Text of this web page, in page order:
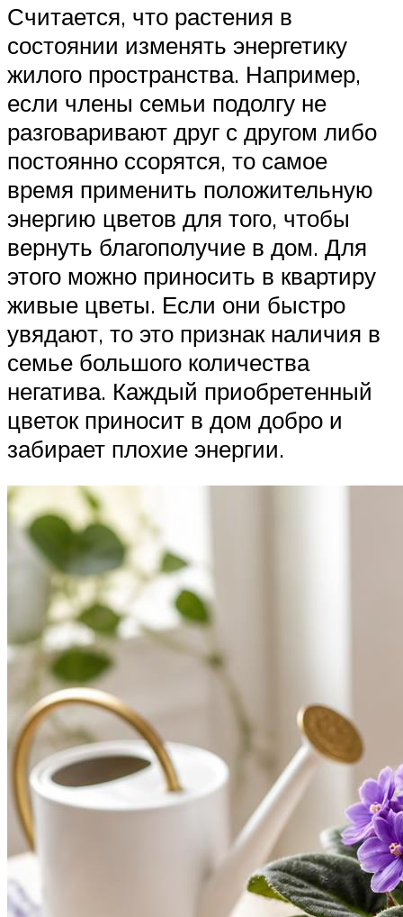
Считается, что растения в
состоянии изменять энергетику
жилого пространства. Например,
если члены семьи подолгу не
разговаривают друг с другом либо
постоянно ссорятся, то самое
время применить положительную
энергию цветов для того, чтобы
вернуть благополучие в дом. Для
этого можно приносить в квартиру
живые цветы. Если они быстро
увядают, то это признак наличия в
семье большого количества
негатива. Каждый приобретенный
цветок приносит в дом добро и
забирает плохие энергии.